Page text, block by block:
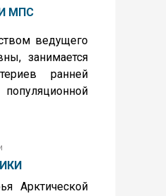
МПС
ведущего
занимается
ранней
Арктической